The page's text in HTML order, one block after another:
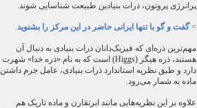
پرانرژی پروتون، ذرات بنیادین طبیعت شناسایی شوند.
>گفت و گو با تنها ایرانی حاضر در این مرکز را بشنوید.
مهم‌ترین ذره‌ای که فیزیک‌دانان ذرات بنیادی به دنبال آن
هستند، ذره هیگز (Higgs) است که به نام «ذره خدا» شهرت
دارد و طبق نظریه استاندارد ذرات بنیادی، عامل جرم داشتن
ماده به شمار می‌رود.
علاوه بر این نظریه‌هایی مانند ابرتقارن و ماده تاریک هم